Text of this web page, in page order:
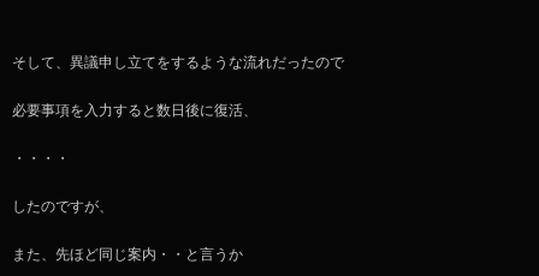
そして、異議申し立てをするような流れだったので
必要事項を入力すると数日後に復活、
・・・・
したのですが、
また、先ほど同じ案内・・と言うか